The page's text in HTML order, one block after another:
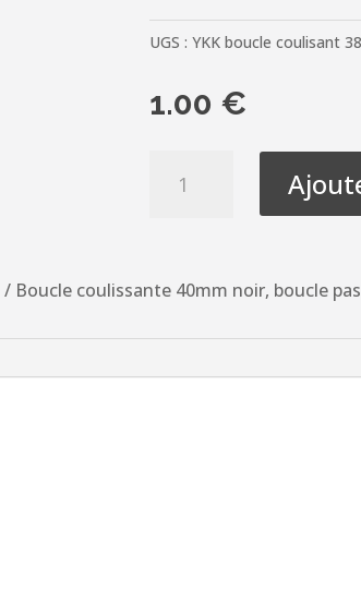
UGS : YKK boucle coulisant
1.00 €
40mm
boucle
/ Boucle coulissante 40mm noir, boucle